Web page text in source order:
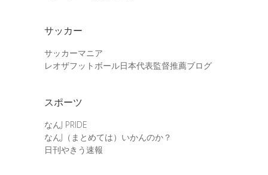
サッカー
サッカーマニア
レオザフットボール日本代表監督推薦ブログ
スポーツ
なんJ PRIDE
なんJ（まとめては）いかんのか？
日刊やきう速報